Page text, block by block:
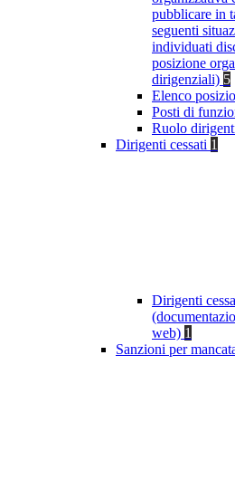
pubblicare in
seguenti
individuati
posizione
dirigenziali) 5
Elenco
Posti di
Ruolo
Dirigenti cessati 1
Dirigenti
web) 1
Sanzioni per